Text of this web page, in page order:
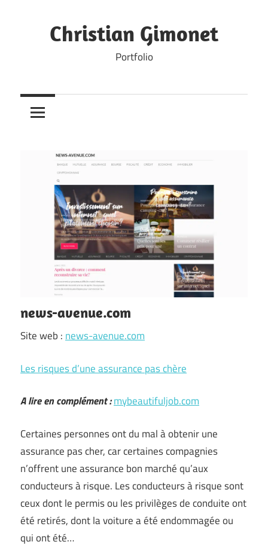
contentChristian Gimonet
Portfolio
news-avenue.com
Site web : news-avenue.com
Les risques d’une assurance pas chère
A lire en complément :mybeautifuljob.com
Certaines personnes ont du mal à obtenir une
assurance pas cher, car certaines compagnies
n’offrent une assurance bon marché qu’aux
conducteurs à risque. Les conducteurs à risque sont
ceux dont le permis ou les privilèges de conduite ont
été retirés, dont la voiture a été endommagée ou
qui ont été…